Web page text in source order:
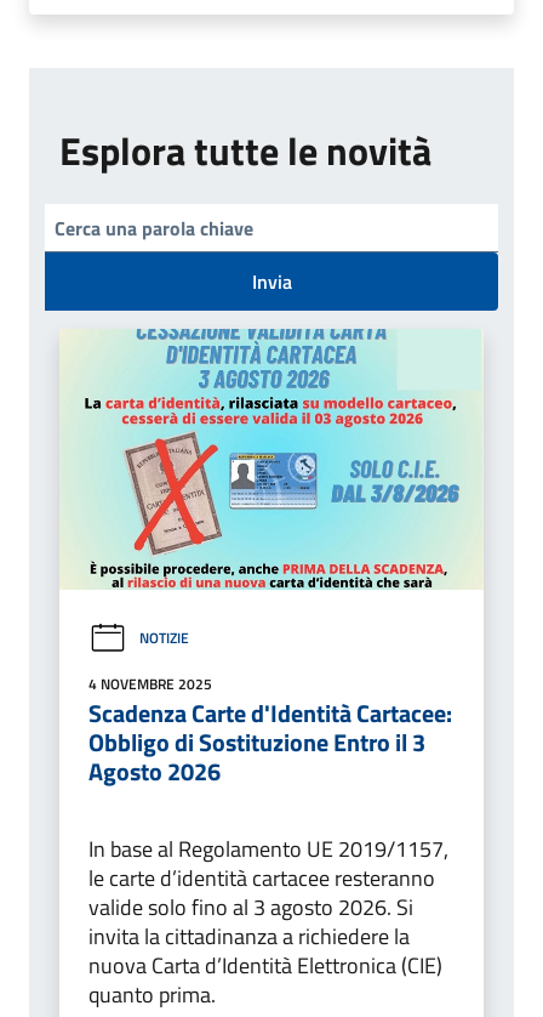
Esplora tutte le novità
Invia
NOTIZIE
4 NOVEMBRE 2025
Scadenza Carte d'Identità Cartacee:
Obbligo di Sostituzione Entro il 3
Agosto 2026
In base al Regolamento UE 2019/1157,
le carte d’identità cartacee resteranno
valide solo fino al 3 agosto 2026. Si
invita la cittadinanza a richiedere la
nuova Carta d’Identità Elettronica (CIE)
quanto prima.